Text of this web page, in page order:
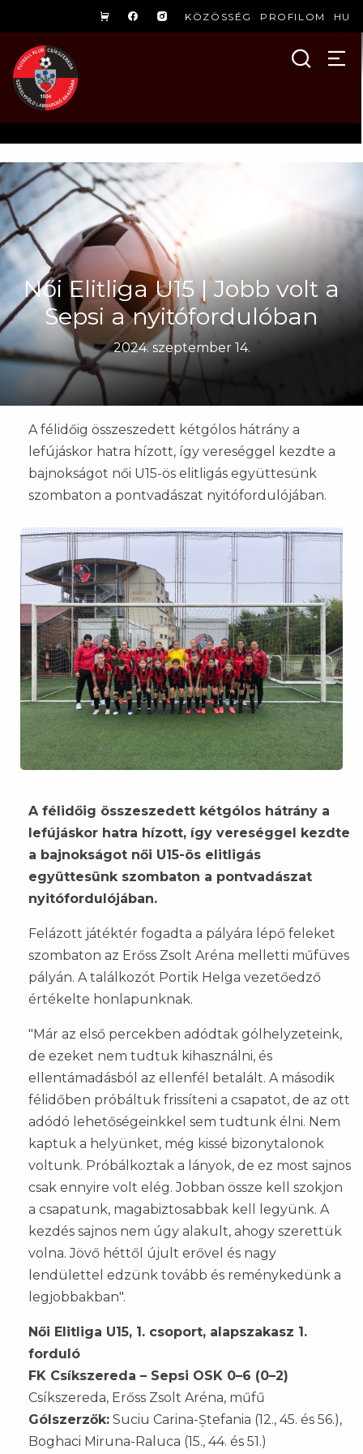
KÖZÖSSÉG PROFILOM HU
Női Elitliga U15 | Jobb volt a
Sepsi a nyitófordulóban
2024. szeptember 14.
A félidőig összeszedett kétgólos hátrány a
lefújáskor hatra hízott, így vereséggel kezdte a
bajnokságot női U15-ös elitligás együttesünk
szombaton a pontvadászat nyitófordulójában.
A félidőig összeszedett kétgólos hátrány a
lefújáskor hatra hízott, így vereséggel kezdte
a bajnokságot női U15-ös elitligás
együttesünk szombaton a pontvadászat
nyitófordulójában.
Felázott játéktér fogadta a pályára lépő feleket
szombaton az Erőss Zsolt Aréna melletti műfüves
pályán. A találkozót Portik Helga vezetőedző
értékelte honlapunknak.
"Már az első percekben adódtak gólhelyzeteink,
de ezeket nem tudtuk kihasználni, és
ellentámadásból az ellenfél betalált. A második
félidőben próbáltuk frissíteni a csapatot, de az ott
adódó lehetőségeinkkel sem tudtunk élni. Nem
kaptuk a helyünket, még kissé bizonytalonok
voltunk. Próbálkoztak a lányok, de ez most sajnos
csak ennyire volt elég. Jobban össze kell szokjon
a csapatunk, magabiztosabbak kell legyünk. A
kezdés sajnos nem úgy alakult, ahogy szerettük
volna. Jövő héttől újult erővel és nagy
lendülettel edzünk tovább és reménykedünk a
legjobbakban".
Női Elitliga U15, 1. csoport, alapszakasz 1.
forduló
FK Csíkszereda – Sepsi OSK 0–6 (0–2)
Csíkszereda, Erőss Zsolt Aréna, műfű
Gólszerzők: Suciu Carina-Ștefania (12., 45. és 56.),
Boghaci Miruna-Raluca (15., 44. és 51.)